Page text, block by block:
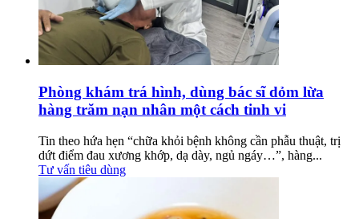
Phòng khám trá hình, dùng bác sĩ dỏm lừa
hàng trăm nạn nhân một cách tinh vi
Tin theo hứa hẹn “chữa khỏi bệnh không cần phẫu thuật, trị
dứt điểm đau xương khớp, dạ dày, ngủ ngáy…”, hàng...
Tư vấn tiêu dùng